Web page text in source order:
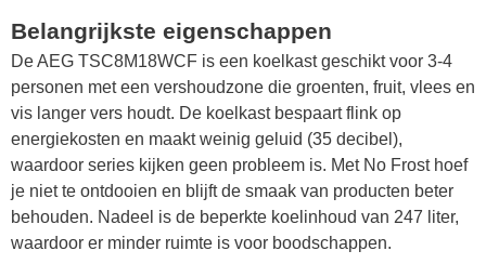
Belangrijkste eigenschappen
De AEG TSC8M18WCF is een koelkast geschikt voor 3-4
personen met een vershoudzone die groenten, fruit, vlees en
vis langer vers houdt. De koelkast bespaart flink op
energiekosten en maakt weinig geluid (35 decibel),
waardoor series kijken geen probleem is. Met No Frost hoef
je niet te ontdooien en blijft de smaak van producten beter
behouden. Nadeel is de beperkte koelinhoud van 247 liter,
waardoor er minder ruimte is voor boodschappen.